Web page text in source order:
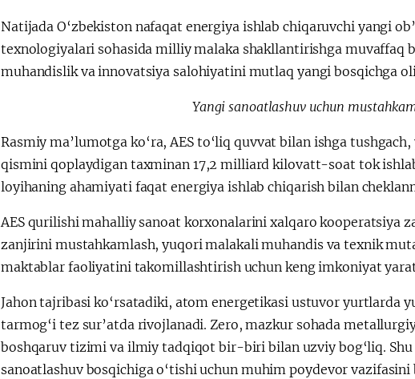
Natijada O‘zbekiston nafaqat energiya ishlab chiqaruvchi yangi
texnologiyalari sohasida milliy malaka shakllantirishga muvaffaq
muhandislik va innovatsiya salohiyatini mutlaq yangi bosqichga
Yangi sanoatlashuv uchun
Rasmiy ma’lumotga ko‘ra, AES to‘liq quvvat bilan ishga
qismini qoplaydigan taxminan 17,2 milliard kilovatt-soat tok
loyihaning ahamiyati faqat energiya ishlab chiqarish bilan
AES qurilishi mahalliy sanoat korxonalarini xalqaro kooperatsiya
zanjirini mustahkamlash, yuqori malakali muhandis va texnik
maktablar faoliyatini takomillashtirish uchun keng imkoniyat
Jahon tajribasi ko‘rsatadiki, atom energetikasi ustuvor yurtlarda
tarmog‘i tez sur’atda rivojlanadi. Zero, mazkur sohada
boshqaruv tizimi va ilmiy tadqiqot bir-biri bilan uzviy bog‘liq. Shu
sanoatlashuv bosqichiga o‘tishi uchun muhim poydevor vazifasini